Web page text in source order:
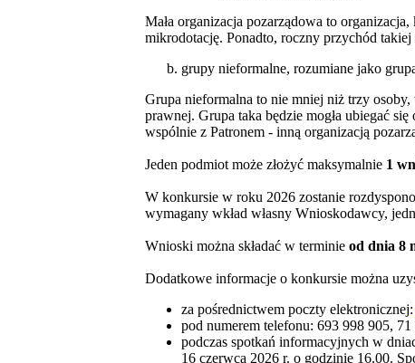
Mała organizacja pozarządowa to
mikrodotację. Ponadto, roczny przychód
grupy nieformalne, rozumiane jako
Grupa nieformalna to nie mniej niż trzy
prawnej. Grupa taka będzie mogła ubiegać
wspólnie z Patronem - inną organizacją
Jeden podmiot może złożyć maksymalnie 1
W konkursie w roku 2026 zostanie
wymagany wkład własny Wnioskodawcy,
Wnioski można składać w terminie od dnia 8
Dodatkowe informacje o konkursie można
za pośrednictwem poczty elektronicznej:
pod numerem telefonu: 693 998 905,
podczas spotkań informacyjnych w
16 czerwca 2026 r. o godzinie 16.00.